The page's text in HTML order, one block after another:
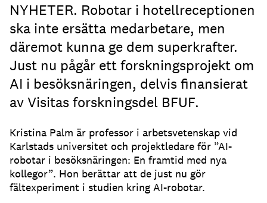
NYHETER. Robotar i hotellreceptionen
ska inte ersätta medarbetare, men
däremot kunna ge dem superkrafter.
Just nu pågår ett forskningsprojekt om
AI i besöksnäringen, delvis finansierat
av Visitas forskningsdel BFUF.
Kristina Palm är professor i arbetsvetenskap vid
Karlstads universitet och projektledare för ”AI-
robotar i besöksnäringen: En framtid med nya
kollegor”. Hon berättar att de just nu gör
fältexperiment i studien kring AI-robotar.